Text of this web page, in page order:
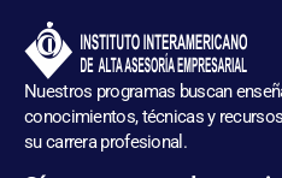
Nuestros programas buscan
conocimientos, técnicas y
su carrera profesional.